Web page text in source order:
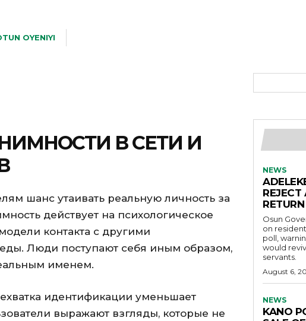
OYENIYI
В СЕТИ И
шанс утаивать реальную личность за
действует на психологическое
контакта с другими
Люди поступают себя иным образом,
именем.
идентификации уменьшает
выражают взгляды, которые не
NEWS
REJECT
Osun
on
poll,
would
servants.
August 6,
NEWS
KANO